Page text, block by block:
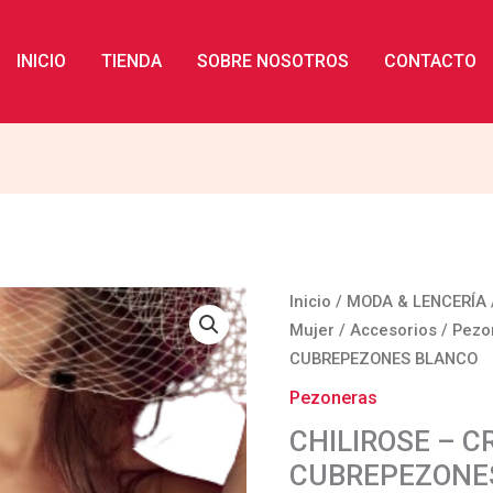
INICIO TIENDA SOBRE NOSOTROS CONTACTO
Inicio / MODA & LENCERÍA
Mujer /Accesorios /
CUBREPEZONES BLANCO
Pezoneras
CHILIROSE –
CHILIROSE
-
CR
3329
BLANCO
cantidad